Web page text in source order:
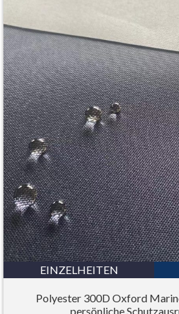
EINZELHEITEN
Polyester 300D Oxford
persönliche